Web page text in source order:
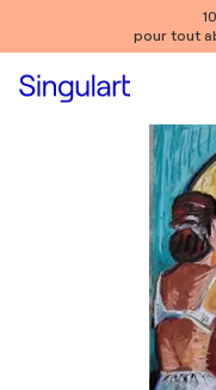
pour tout